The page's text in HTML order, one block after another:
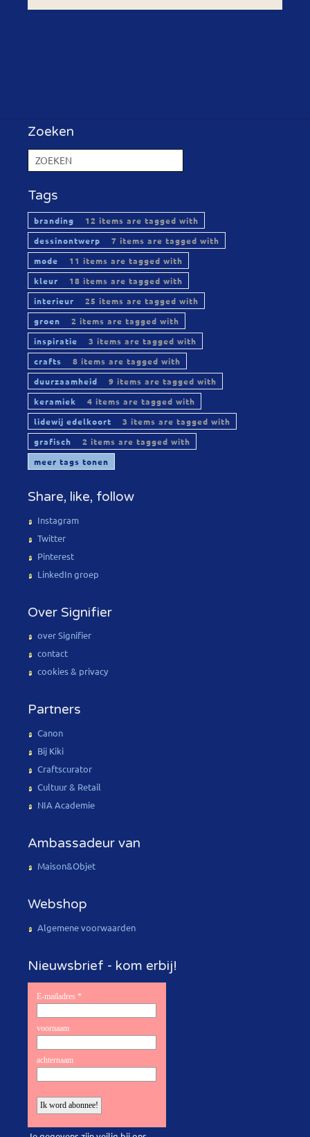
Zoeken
Tags
branding
12 items are tagged with
dessinontwerp
7 items are tagged with
mode
11 items are tagged with
kleur
18 items are tagged with
interieur
25 items are tagged with
groen
2 items are tagged with
inspiratie
3 items are tagged with
crafts
8 items are tagged with
duurzaamheid
9 items are tagged with
keramiek
4 items are tagged with
lidewij edelkoort
3 items are tagged with
grafisch
2 items are tagged with
meer tags tonen
Share, like, follow
Instagram
Twitter
Pinterest
LinkedIn groep
Over Signifier
over Signifier
contact
cookies & privacy
Partners
Canon
Bij Kiki
Craftscurator
Cultuur & Retail
NIA Academie
Ambassadeur van
Maison&Objet
Webshop
Algemene voorwaarden
Nieuwsbrief - kom erbij!